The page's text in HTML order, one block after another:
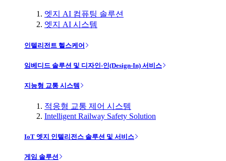
엣지 AI 컴퓨팅 솔루션
엣지 AI 시스템
인텔리전트 헬스케어
임베디드 솔루션 및 디자인-인(Design-In) 서비스
지능형 교통 시스템
적응형 교통 제어 시스템
Intelligent Railway Safety Solution
IoT 엣지 인텔리전스 솔루션 및 서비스
게임 솔루션